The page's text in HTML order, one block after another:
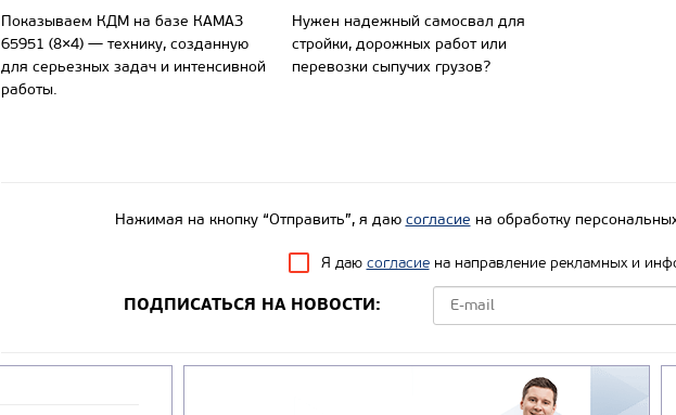
Показываем КДМ на базе КАМАЗ
65951 (8×4) — технику, созданную
для серьезных задач и интенсивной
работы.
Нужен надежный самосвал для
стройки, дорожных работ или
перевозки сыпучих грузов?
Нажимая на кнопку “Отправить”, я даю согласие на обработку
Я даю согласиена направление рекламных и
ПОДПИСАТЬСЯ НА НОВОСТИ: